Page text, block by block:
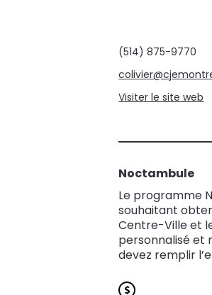
(514) 875-9770
Visiter le site web
Noctambule
Le programme
souhaitant
Centre-Ville et
personnalisé et
devez remplir